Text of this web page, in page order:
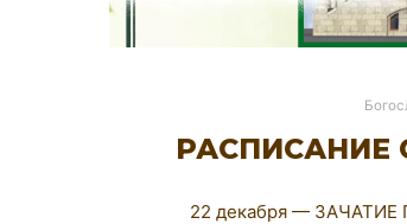
РАСПИСАНИЕ
22 декабря —